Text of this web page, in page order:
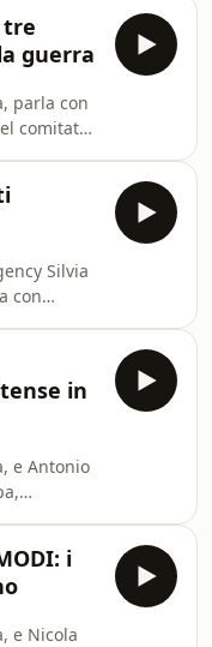
prova a
nella
la
n
tre
guerra
parla con
comitato
ad
Silvia
con
Paese
more
in
e Antonio
i
e Nicola